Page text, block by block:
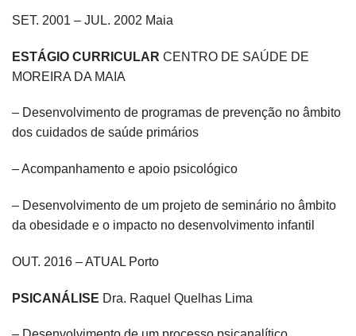
SET. 2001 – JUL. 2002 Maia
ESTÁGIO CURRICULAR CENTRO DE SAÚDE DE
MOREIRA DA MAIA
– Desenvolvimento de programas de prevenção no âmbito
dos cuidados de saúde primários
– Acompanhamento e apoio psicológico
– Desenvolvimento de um projeto de seminário no âmbito
da obesidade e o impacto no desenvolvimento infantil
OUT. 2016 – ATUAL Porto
PSICANÁLISE Dra. Raquel Quelhas Lima